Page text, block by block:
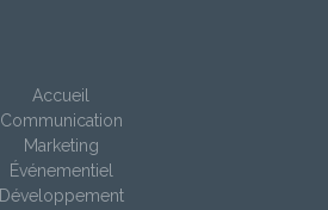
Accueil
Communication
Marketing
Événementiel
Développement